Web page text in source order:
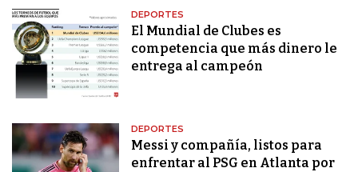
DEPORTES
El Mundial de Clubes es
competencia que más dinero le
entrega al campeón
DEPORTES
Messi y compañía, listos para
enfrentar al PSG en Atlanta por